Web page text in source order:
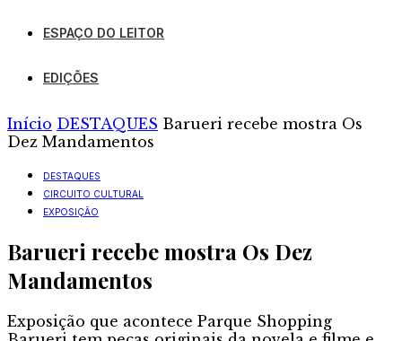
ESPAÇO DO LEITOR
EDIÇÕES
Início DESTAQUES Barueri recebe mostra Os
Dez Mandamentos
DESTAQUES
CIRCUITO CULTURAL
EXPOSIÇÃO
Barueri recebe mostra Os Dez
Mandamentos
Exposição que acontece Parque Shopping